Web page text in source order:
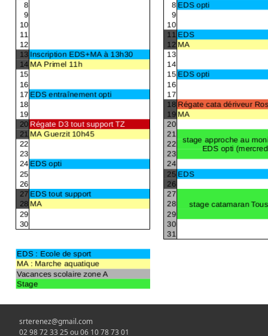
srterenez@gmail.com
02 98 72 33 25 ou 06 10 78 73 01